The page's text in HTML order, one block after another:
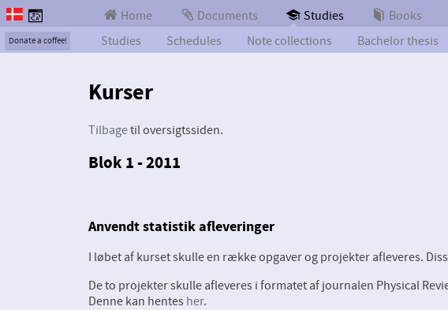
Home Documents Studies Books
Donate a coffee! Studies Schedules Note collections Bachelor thesis
Kurser
Tilbagetil oversigtssiden.
Blok 1 - 2011
Anvendt statistik afleveringer
I løbet af kurset skulle en række opgaver og projekter afleveres.
De to projekter skulle afleveres i formatet af journalen Physical
Denne kan hentes her.